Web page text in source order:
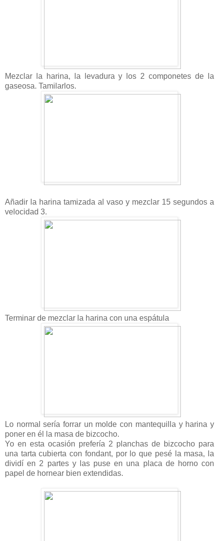
Mezclar la harina, la levadura y los 2 componetes de la
gaseosa. Tamilarlos.
Añadir la harina tamizada al vaso y mezclar 15 segundos a
velocidad 3.
Terminar de mezclar la harina con una espátula
Lo normal sería forrar un molde con mantequilla y harina y
poner en él la masa de bizcocho.
Yo en esta ocasión prefería 2 planchas de bizcocho para
una tarta cubierta con fondant, por lo que pesé la masa, la
dividí en 2 partes y las puse en una placa de horno con
papel de hornear bien extendidas.